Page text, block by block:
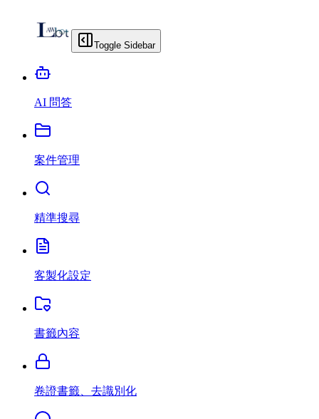
Toggle Sidebar
AI 問答
案件管理
精準搜尋
客製化設定
書籤內容
卷證書籤、去識別化